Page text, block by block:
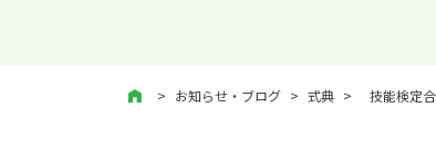
お知らせ・ブログ > 式典 > 技能検定